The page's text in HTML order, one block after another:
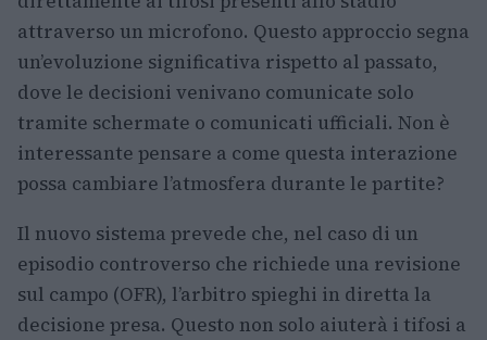
attraverso un microfono. Questo approccio segna
un’evoluzione significativa rispetto al passato,
dove le decisioni venivano comunicate solo
tramite schermate o comunicati ufficiali. Non è
interessante pensare a come questa interazione
possa cambiare l’atmosfera durante le partite?
Il nuovo sistema prevede che, nel caso di un
episodio controverso che richiede una revisione
sul campo (OFR), l’arbitro spieghi in diretta la
decisione presa. Questo non solo aiuterà i tifosi a